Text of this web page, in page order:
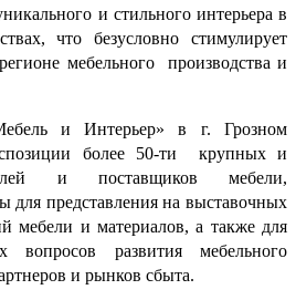
и стильного интерьера в
что безусловно стимулирует
мебельного производства и
и Интерьер» в г. Грозном
более 50-ти крупных и
и поставщиков мебели,
для представления на выставочных
мебели и материалов, а также для
вопросов развития мебельного
и рынков сбыта.